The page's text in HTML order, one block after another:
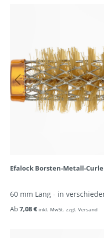
Efalock Borsten-Metall-
60 mm Lang - in
Ab7,08 € inkl. MwSt. zzgl. Versand